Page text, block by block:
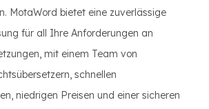
MotaWord bietet eine zuverlässige
für all Ihre Anforderungen an
mit einem Team von
schnellen
niedrigen Preisen und einer sicheren